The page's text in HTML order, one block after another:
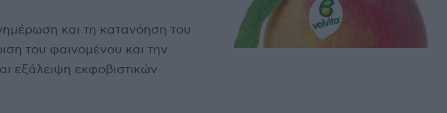
και τη κατανόηση του
του φαινομένου και την
εξάλειψη εκφοβιστικών